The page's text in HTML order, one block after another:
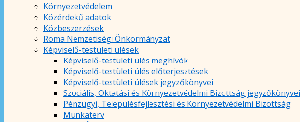
Környezetvédelem
Közérdekű adatok
Közbeszerzések
Roma Nemzetiségi Önkormányzat
Képviselő-testületi ülések
Képviselő-testületi ülés meghívók
Képviselő-testületi ülés előterjesztések
Képviselő-testületi ülések jegyzőkönyvei
Szociális, Oktatási és Környezetvédelmi Bizottság jegyzőkönyvei
Pénzügyi, Településfejlesztési és Környezetvédelmi Bizottság
Munkaterv